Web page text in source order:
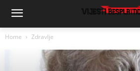
Home Zdravlje